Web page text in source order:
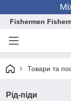
Fishermen
Товари та
Рід-піди